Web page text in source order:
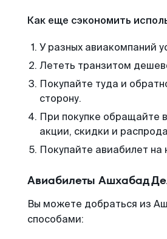
Как еще сэкономить
У разных авиакомпаний
Лететь транзитом
Покупайте туда и
сторону.
При покупке обращайте
акции, скидки и
Покупайте авиабилет на
Авиабилеты Ашхабад
Вы можете добраться из
способами: